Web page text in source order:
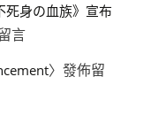
死身の血族》宣布
言
〉發佈留